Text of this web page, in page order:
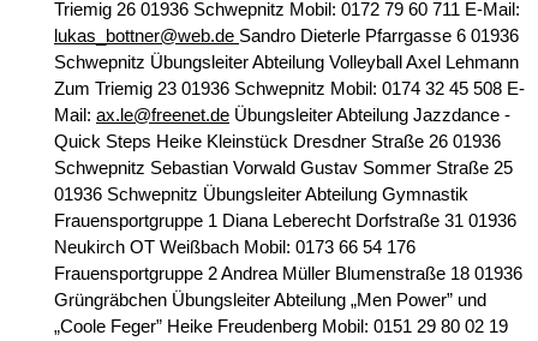
Triemig 26 01936 Schwepnitz Mobil: 0172 79 60 711 E-Mail:
lukas_bottner@web.de Sandro Dieterle Pfarrgasse 6 01936
Schwepnitz Übungsleiter Abteilung VolleyballAxel Lehmann
Zum Triemig 23 01936 Schwepnitz Mobil: 0174 32 45 508 E-
Mail: ax.le@freenet.de Übungsleiter Abteilung Jazzdance -
Quick Steps Heike Kleinstück Dresdner Straße 26 01936
Schwepnitz Sebastian Vorwald Gustav Sommer Straße 25
01936 Schwepnitz Übungsleiter Abteilung Gymnastik
Frauensportgruppe 1 Diana Leberecht Dorfstraße 31 01936
Neukirch OT Weißbach Mobil: 0173 66 54 176
Frauensportgruppe 2Andrea Müller Blumenstraße 18 01936
Grüngräbchen Übungsleiter Abteilung „Men Power” und
„Coole Feger” Heike Freudenberg Mobil: 0151 29 80 02 19